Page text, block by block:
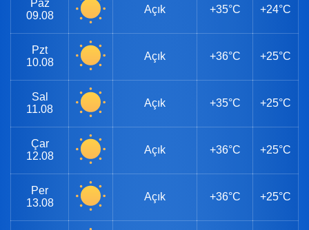
Paz
09.08
Açık +35°C +24°C
Pzt
10.08
Açık +36°C +25°C
Sal
11.08
Açık +35°C +25°C
Çar
12.08
Açık +36°C +25°C
Per
13.08
Açık +36°C +25°C